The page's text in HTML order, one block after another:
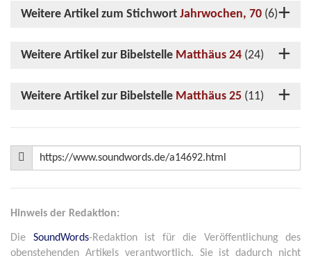
Weitere Artikel zum Stichwort Jahrwochen, 70 (6)
Weitere Artikel zur Bibelstelle Matthäus 24 (24)
Weitere Artikel zur Bibelstelle Matthäus 25 (11)
Hinweis der Redaktion:
Die SoundWords-Redaktion ist für die Veröffentlichung des
obenstehenden Artikels verantwortlich. Sie ist dadurch nicht